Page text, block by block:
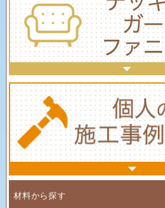
材料から探す